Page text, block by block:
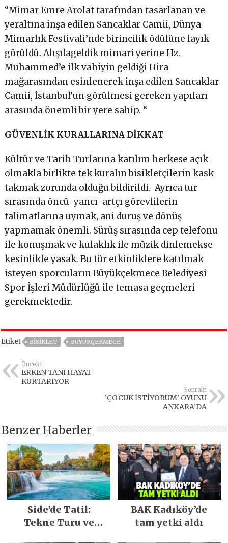
“Mimar Emre Arolat tarafından tasarlanan ve
yeraltına inşa edilen Sancaklar Camii, Dünya
Mimarlık Festivali’nde birincilik ödülüne layık
görüldü. Alışılageldik mimari yerine Hz.
Muhammed’e ilk vahiyin geldiği Hira
mağarasından esinlenerek inşa edilen Sancaklar
Camii, İstanbul’un görülmesi gereken yapıları
arasında önemli bir yere sahip. “
GÜVENLİK KURALLARINA DİKKAT
Kültür ve Tarih Turlarına katılım herkese açık
olmakla birlikte tek kuralın bisikletçilerin kask
takmak zorunda olduğu bildirildi. Ayrıca tur
sırasında öncü-yancı-artçı görevlilerin
talimatlarına uymak, ani duruş ve dönüş
yapmamak önemli. Sürüş sırasında cep telefonu
ile konuşmak ve kulaklık ile müzik dinlemekse
kesinlikle yasak. Bu tür etkinliklere katılmak
isteyen sporcuların Büyükçekmece Belediyesi
Spor İşleri Müdürlüğü ile temasa geçmeleri
gerekmektedir.
Etiket BISIKLET BÜYÜKÇEKMECE
Önceki
ERKEN TANI HAYAT
KURTARIYOR
Sonraki
‘ÇOCUK İSTİYORUM’ OYUNU
ANKARA’DA
Benzer Haberler
Side’de Tatil:
Tekne Turu ve
BAK Kadıköy’de
tam yetki aldı